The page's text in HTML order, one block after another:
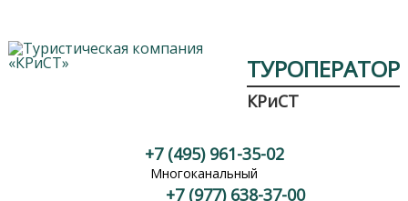
ТУРОПЕРАТОР
КРиСТ
+7 (495) 961-35-02
Многоканальный
+7 (977) 638-37-00